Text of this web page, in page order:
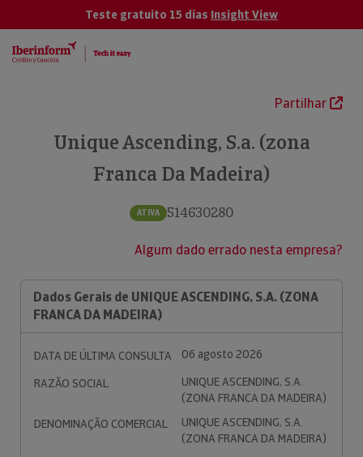
Teste gratuito 15 dias Insight View
Partilhar
Unique Ascending, S.a. (zona
Franca Da Madeira)
ATIVA 514630280
Algum dado errado nesta empresa?
Dados Gerais de UNIQUE ASCENDING, S.A. (ZONA
FRANCA DA MADEIRA)
DATA DE ÚLTIMA CONSULTA
06 agosto 2026
RAZÃO SOCIAL
UNIQUE ASCENDING, S.A.
(ZONA FRANCA DA MADEIRA)
DENOMINAÇÃO COMERCIAL
UNIQUE ASCENDING, S.A.
(ZONA FRANCA DA MADEIRA)